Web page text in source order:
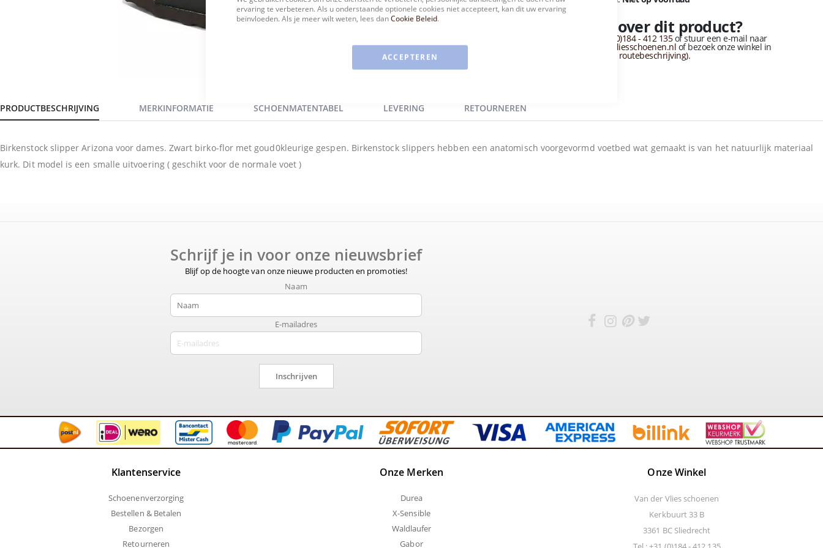
Cookie
ervaring te verbeteren. Als u onderstaande optionele cookies niet accepteert, kan dit uw ervaring
beïnvloeden. Als je meer wilt weten, lees danCookie Beleid.
ACCEPTEREN
Vragen over dit product?
+31 (0)184 - 412 135of stuur een e-mail naar
info@vandervliesschoenen.nl of bezoek onze winkel in
(Zie routebeschrijving).
PRODUCTBESCHRIJVING
Birkenstock slipper Arizona voor dames. Zwart birko-flor met goud0kleurige gespen. Birkenstock slippers hebben een anatomisch voorgevormd voetbed wat gemaakt is van het natuurlijk materiaal
kurk. Dit model is een smalle uitvoering ( geschikt voor de normale voet )
MERKINFORMATIE SCHOENMATENTABEL LEVERING RETOURNEREN
Schrijf je in voor onze nieuwsbrief
Blijf op de hoogte van onze nieuwe producten en promoties!
Naam
E-mailadres
Inschrijven
Klantenservice
Schoenenverzorging
Bestellen & Betalen
Bezorgen
Retourneren
Onze Merken
Durea
X-Sensible
Waldlaufer
Gabor
Onze Winkel
Van der Vlies schoenen
Kerkbuurt 33 B
3361 BC Sliedrecht